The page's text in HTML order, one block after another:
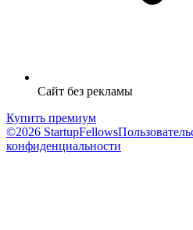
Сайт без рекламы
Купить премиум
©2026 StartupFellows
конфиденциальности